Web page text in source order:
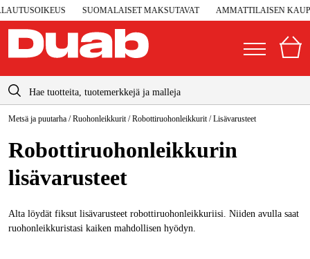
SUOMALAISET MAKSUTAVAT AMMATTILAISEN KAUPPA –
Suomi Yksityinen
Sverige
Danmark
Norge
Koneet ja työkalut
Konetarvikkeet ja käyttömateriaalit
info@duab.fi
Metsä ja puutarha /Ruohonleikkurit/Robottiruohonleikkurit/Lisävarusteet
Robottiruohonleikkurin
lisävarusteet
Alta löydät fiksut lisävarusteet robottiruohonleikkuriisi. Niiden avulla saat
ruohonleikkuristasi kaiken mahdollisen hyödyn.